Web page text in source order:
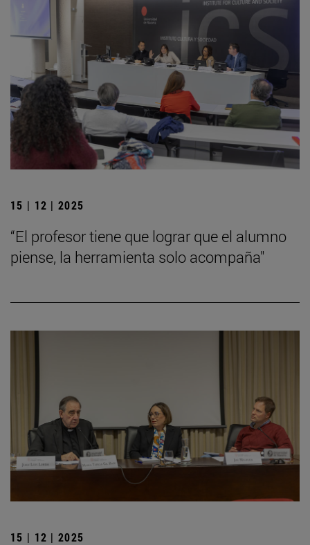
15 | 12 | 2025
“El profesor tiene que lograr que el alumno
piense, la herramienta solo acompaña"
15 | 12 | 2025